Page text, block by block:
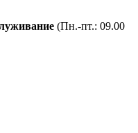
(Пн.-пт.: 09.00